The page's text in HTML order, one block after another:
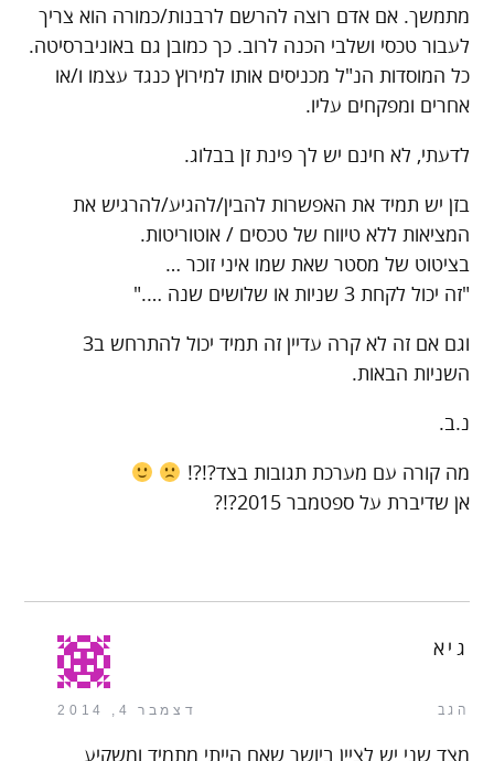
מתמשך. אם אדם רוצה להרשם לרבנות/כמורה הוא צריך
לעבור טכסי ושלבי הכנה לרוב. כך כמובן גם באוניברסיטה.
כל המוסדות הנ"ל מכניסים אותו למירוץ כנגד עצמו ו/או
אחרים ומפקחים עליו.
לדעתי, לא חינם יש לך פינת זן בבלוג.
בזן יש תמיד את האפשרות להבין/להגיע/להרגיש את
המציאות ללא טיווח של טכסים / אוטוריטות.
בציטוט של מסטר שאת שמו איני זוכר …
"זה יכול לקחת 3 שניות או שלושים שנה …."
וגם אם זה לא קרה עדיין זה תמיד יכול להתרחש ב3
השניות הבאות.
נ.ב.
מה קורה עם מערכת תגובות בצד?!?!
אן שדיברת על ספטמבר 2015?!?
הגב דצמבר 4, 2014
גיא
מצד שני יש לציין ביושר שאם הייתי מתמיד ומשקיע